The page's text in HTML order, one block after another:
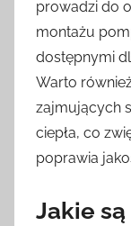
prowadzi do
montażu
dostępnymi
Warto
zajmujących
ciepła, co
poprawia
Jakie